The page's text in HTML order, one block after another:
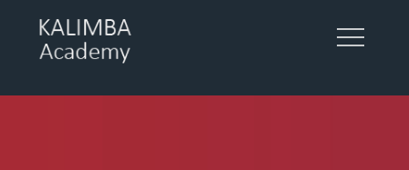
content
KALIMBA ACADEMY